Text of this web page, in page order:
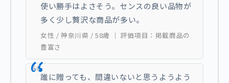
使い勝手はよさそう。センスの良い品物が
多く少し贅沢な商品が多い。
女性 / 神奈川県 / 58歳 ｜ 評価項目：掲載商品の
豊富さ
誰に贈っても、間違いないと思うようよう